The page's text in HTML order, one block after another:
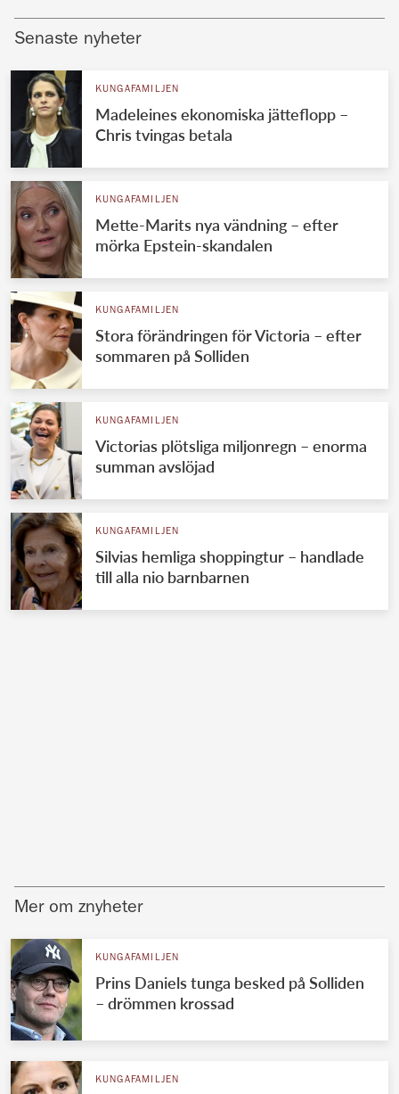
Senaste nyheter
KUNGAFAMILJEN
Madeleines ekonomiska jätteflopp –
Chris tvingas betala
KUNGAFAMILJEN
Mette-Marits nya vändning – efter
mörka Epstein-skandalen
KUNGAFAMILJEN
Stora förändringen för Victoria – efter
sommaren på Solliden
KUNGAFAMILJEN
Victorias plötsliga miljonregn – enorma
summan avslöjad
KUNGAFAMILJEN
Silvias hemliga shoppingtur – handlade
till alla nio barnbarnen
Mer om znyheter
KUNGAFAMILJEN
Prins Daniels tunga besked på Solliden
– drömmen krossad
KUNGAFAMILJEN